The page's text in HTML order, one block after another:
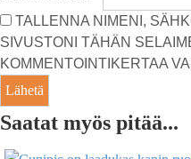
TALLENNA NIMENI,
SIVUSTONI TÄHÄN
KOMMENTOINTIKERTAA
Saatat myös pitää...